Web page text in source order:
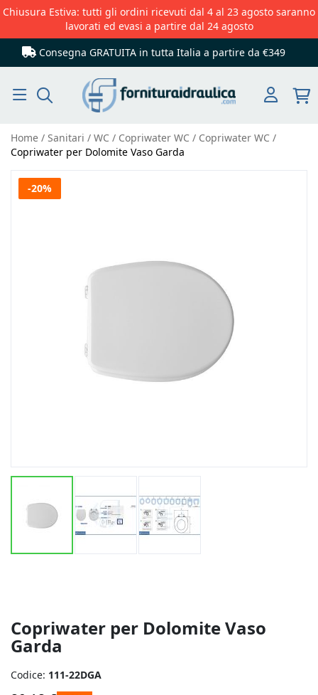
Chiusura Estiva: tutti gli ordini ricevuti dal 4 al 23 agosto saranno
lavorati ed evasi a partire dal 24 agosto
Consegna GRATUITA in tutta Italia a partire da €349
Home Sanitari WC Copriwater WC
Copriwater WC
Copriwater per Dolomite Vaso Garda
Copriwater per Dolomite Vaso
Garda
Vai
-20%
immagini
Codice: 111-22DGA